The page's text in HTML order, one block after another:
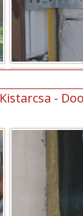
Kistarcsa -